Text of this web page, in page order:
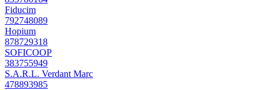
Fiducim
792748089
Hopium
878729318
SOFICOOP
383755949
S.A.R.L. Verdant Marc
478893985